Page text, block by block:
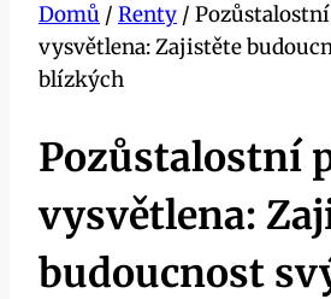
Domů / Renty /
vysvětlena: Zajistěte
blízkých
Pozůstalostní
vysvětlena:
budoucnost